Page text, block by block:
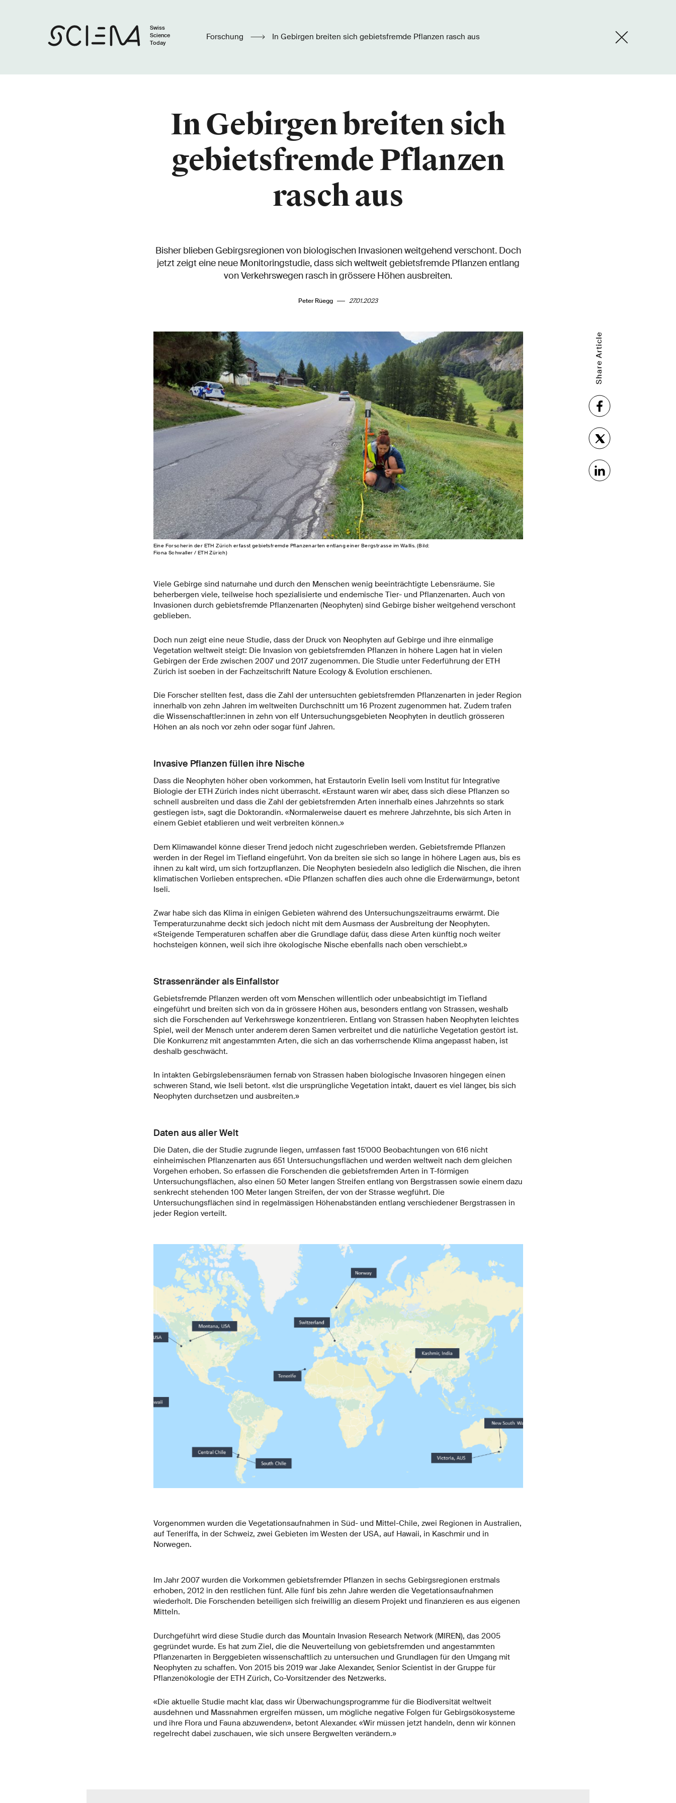
Swiss
Science
Today
Forschung In Gebirgen breiten sich gebietsfremde Pflanzen rasch aus
In Gebirgen breiten sich
gebietsfremde Pflanzen
rasch aus
Bisher blieben Gebirgsregionen von biologischen Invasionen weitgehend verschont. Doch
jetzt zeigt eine neue Monitoringstudie, dass sich weltweit gebietsfremde Pflanzen entlang
von Verkehrswegen rasch in grössere Höhen ausbreiten.
Peter Rüegg 27.01.2023
Eine Forscherin der ETH Zürich erfasst gebietsfremde Pflanzenarten entlang einer Bergstrasse im Wallis. (Bild:
Fiona Schwaller / ETH Zürich)
Share Article
Viele Gebirge sind naturnahe und durch den Menschen wenig beeinträchtigte Lebensräume. Sie
beherbergen viele, teilweise hoch spezialisierte und endemische Tier- und Pflanzenarten. Auch von
Invasionen durch gebietsfremde Pflanzenarten (Neophyten) sind Gebirge bisher weitgehend verschont
geblieben.
Doch nun zeigt eine neue Studie, dass der Druck von Neophyten auf Gebirge und ihre einmalige
Vegetation weltweit steigt: Die Invasion von gebietsfremden Pflanzen in höhere Lagen hat in vielen
Gebirgen der Erde zwischen 2007 und 2017 zugenommen. Die Studie unter Federführung der ETH
Zürich ist soeben in der Fachzeitschrift Nature Ecology & Evolution erschienen.
Die Forscher stellten fest, dass die Zahl der untersuchten gebietsfremden Pflanzenarten in jeder Region
innerhalb von zehn Jahren im weltweiten Durchschnitt um 16 Prozent zugenommen hat. Zudem trafen
die Wissenschaftler:innen in zehn von elf Untersuchungsgebieten Neophyten in deutlich grösseren
Höhen an als noch vor zehn oder sogar fünf Jahren.
Invasive Pflanzen füllen ihre Nische
Dass die Neophyten höher oben vorkommen, hat Erstautorin Evelin Iseli vom Institut für Integrative
Biologie der ETH Zürich indes nicht überrascht. «Erstaunt waren wir aber, dass sich diese Pflanzen so
schnell ausbreiten und dass die Zahl der gebietsfremden Arten innerhalb eines Jahrzehnts so stark
gestiegen ist», sagt die Doktorandin. «Normalerweise dauert es mehrere Jahrzehnte, bis sich Arten in
einem Gebiet etablieren und weit verbreiten können.»
Dem Klimawandel könne dieser Trend jedoch nicht zugeschrieben werden. Gebietsfremde Pflanzen
werden in der Regel im Tiefland eingeführt. Von da breiten sie sich so lange in höhere Lagen aus, bis es
ihnen zu kalt wird, um sich fortzupflanzen. Die Neophyten besiedeln also lediglich die Nischen, die ihren
klimatischen Vorlieben entsprechen. «Die Pflanzen schaffen dies auch ohne die Erderwärmung», betont
Iseli.
Zwar habe sich das Klima in einigen Gebieten während des Untersuchungszeitraums erwärmt. Die
Temperaturzunahme deckt sich jedoch nicht mit dem Ausmass der Ausbreitung der Neophyten.
«Steigende Temperaturen schaffen aber die Grundlage dafür, dass diese Arten künftig noch weiter
hochsteigen können, weil sich ihre ökologische Nische ebenfalls nach oben verschiebt.»
Strassenränder als Einfallstor
Gebietsfremde Pflanzen werden oft vom Menschen willentlich oder unbeabsichtigt im Tiefland
eingeführt und breiten sich von da in grössere Höhen aus, besonders entlang von Strassen, weshalb
sich die Forschenden auf Verkehrswege konzentrieren. Entlang von Strassen haben Neophyten leichtes
Spiel, weil der Mensch unter anderem deren Samen verbreitet und die natürliche Vegetation gestört ist.
Die Konkurrenz mit angestammten Arten, die sich an das vorherrschende Klima angepasst haben, ist
deshalb geschwächt.
In intakten Gebirgslebensräumen fernab von Strassen haben biologische Invasoren hingegen einen
schweren Stand, wie Iseli betont. «Ist die ursprüngliche Vegetation intakt, dauert es viel länger, bis sich
Neophyten durchsetzen und ausbreiten.»
Daten aus aller Welt
Die Daten, die der Studie zugrunde liegen, umfassen fast 15'000 Beobachtungen von 616 nicht
einheimischen Pflanzenarten aus 651 Untersuchungsflächen und werden weltweit nach dem gleichen
Vorgehen erhoben. So erfassen die Forschenden die gebietsfremden Arten in T-förmigen
Untersuchungsflächen, also einen 50 Meter langen Streifen entlang von Bergstrassen sowie einem dazu
senkrecht stehenden 100 Meter langen Streifen, der von der Strasse wegführt. Die
Untersuchungsflächen sind in regelmässigen Höhenabständen entlang verschiedener Bergstrassen in
jeder Region verteilt.
Vorgenommen wurden die Vegetationsaufnahmen in Süd- und Mittel-Chile, zwei Regionen in Australien,
auf Teneriffa, in der Schweiz, zwei Gebieten im Westen der USA, auf Hawaii, in Kaschmir und in
Norwegen.
Im Jahr 2007 wurden die Vorkommen gebietsfremder Pflanzen in sechs Gebirgsregionen erstmals
erhoben, 2012 in den restlichen fünf. Alle fünf bis zehn Jahre werden die Vegetationsaufnahmen
wiederholt. Die Forschenden beteiligen sich freiwillig an diesem Projekt und finanzieren es aus eigenen
Mitteln.
Durchgeführt wird diese Studie durch das Mountain Invasion Research Network (MIREN), das 2005
gegründet wurde. Es hat zum Ziel, die die Neuverteilung von gebietsfremden und angestammten
Pflanzenarten in Berggebieten wissenschaftlich zu untersuchen und Grundlagen für den Umgang mit
Neophyten zu schaffen. Von 2015 bis 2019 war Jake Alexander, Senior Scientist in der Gruppe für
Pflanzenökologie der ETH Zürich, Co-Vorsitzender des Netzwerks.
«Die aktuelle Studie macht klar, dass wir Überwachungsprogramme für die Biodiversität weltweit
ausdehnen und Massnahmen ergreifen müssen, um mögliche negative Folgen für Gebirgsökosysteme
und ihre Flora und Fauna abzuwenden», betont Alexander. «Wir müssen jetzt handeln, denn wir können
regelrecht dabei zuschauen, wie sich unsere Bergwelten verändern.»